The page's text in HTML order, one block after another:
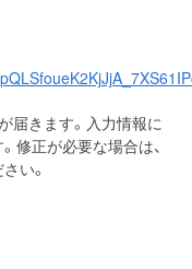
届きます。入力情報に
修正が必要な場合は、
い。